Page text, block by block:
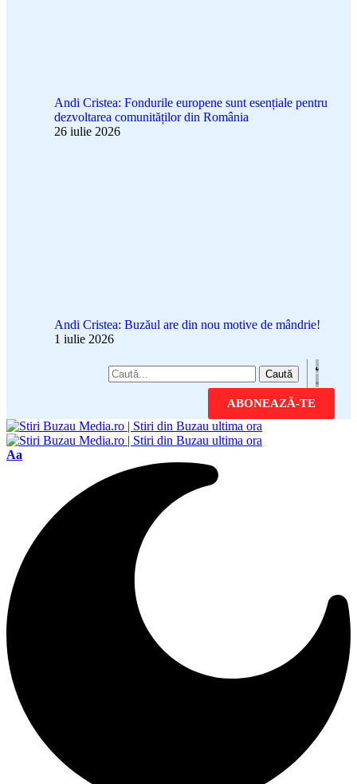
Andi Cristea: Fondurile europene sunt esențiale pentru
dezvoltarea comunităților din România
26 iulie 2026
Andi Cristea: Buzăul are din nou motive de mândrie!
1 iulie 2026
ABONEAZĂ-TE
Aa